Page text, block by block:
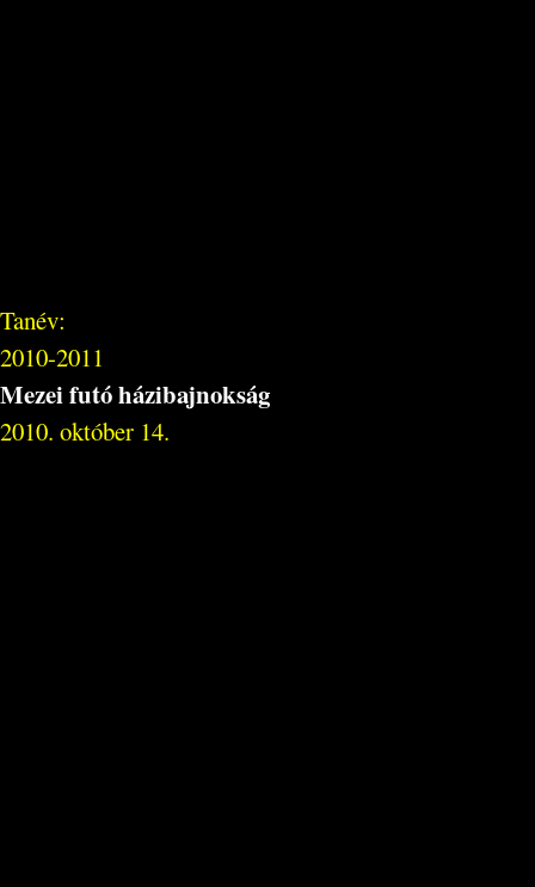
Tanév:
2010-2011
Mezei futó házibajnokság
2010. október 14.